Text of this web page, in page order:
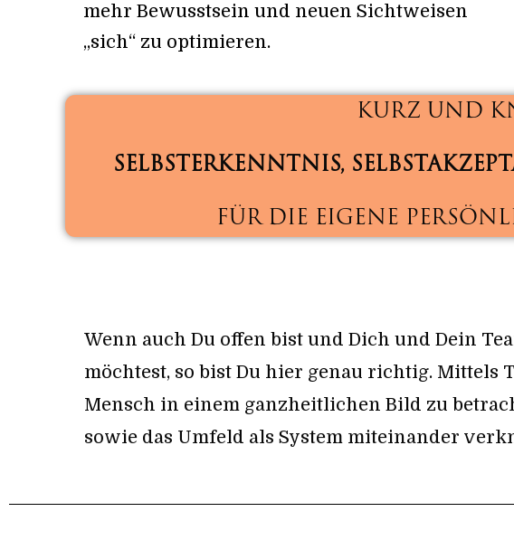
mehr Bewusstsein und neuen Sichtweisen
„sich“ zu optimieren.
KURZ UND
SELBSTERKENNTNIS,
FÜR DIE EIGENE
Wenn auch Du offen bist und Dich und Dein
möchtest, so bist Du hier genau richtig. Mittels
Mensch in einem ganzheitlichen Bild zu
sowie das Umfeld als System miteinander